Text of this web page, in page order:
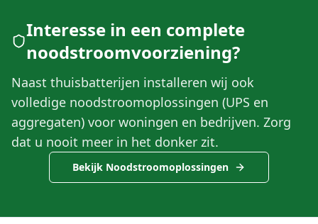
Interesse in een complete
noodstroomvoorziening?
Naast thuisbatterijen installeren wij ook
volledige noodstroomoplossingen (UPS en
aggregaten) voor woningen en bedrijven. Zorg
dat u nooit meer in het donker zit.
Bekijk Noodstroomoplossingen